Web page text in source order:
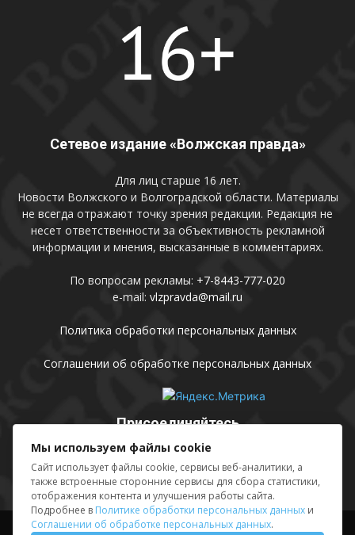
Сетевое издание «Волжская правда»
Для лиц старше 16 лет.
Новости Волжского и Волгоградской области. Материалы
не всегда отражают точку зрения редакции. Редакция не
несет ответственности за объективность рекламной
информации и мнения, высказанные в комментариях.
По вопросам рекламы: +7-8443-777-020
e-mail: vlzpravda@mail.ru
Политика обработки персональных данных
Соглашении об обработке персональных данных
Присоединяйтесь
Выходные данные Sing in
Мы используем файлы cookie
Сайт использует файлы cookie, сервисы веб-аналитики, а
также встроенные сторонние сервисы для сбора статистики,
отображения контента и улучшения работы сайта.
Подробнее в Политике обработки персональных данных и
Соглашении об обработке персональных данных.